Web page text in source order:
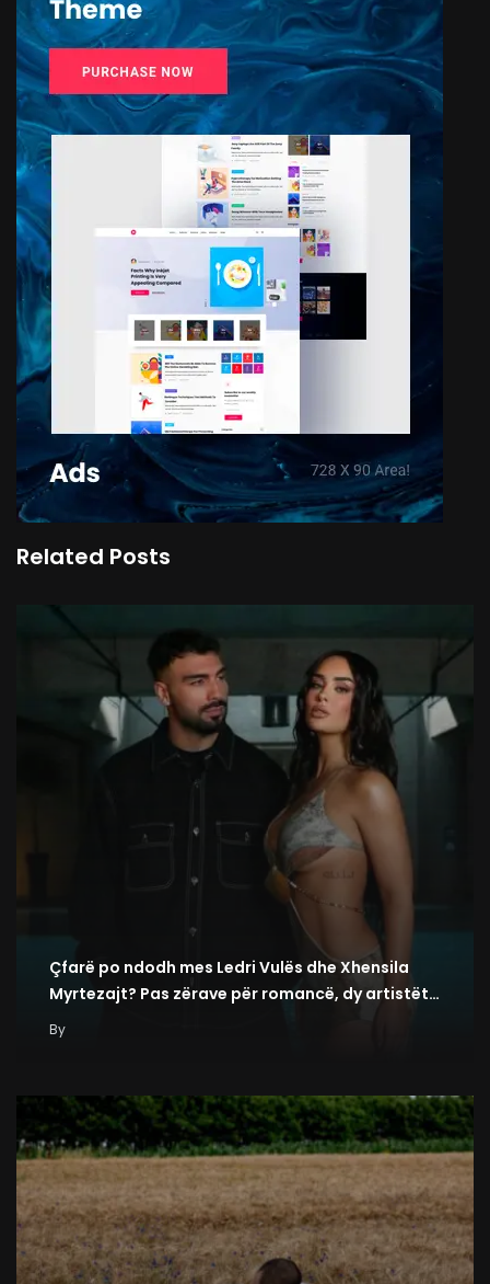
Related Posts
Çfarë po ndodh mes Ledri Vulës dhe Xhensila
Myrtezajt? Pas zërave për romancë, dy artistët…
By